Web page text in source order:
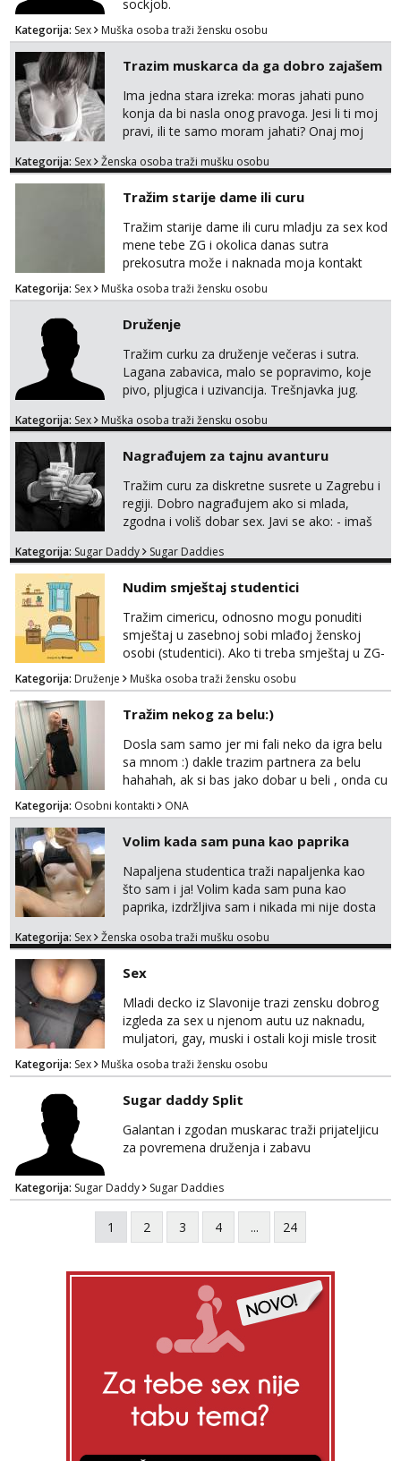
sockjob.
Kategorija: Sex Muška osoba traži žensku osobu
Trazim muskarca da ga dobro zajašem
Ima jedna stara izreka: moras jahati puno
konja da bi nasla onog pravoga. Jesi li ti moj
pravi, ili te samo moram jahati? Onaj moj
na sexdater link i javi mi se tamo....
Kategorija: Sex Ženska osoba traži mušku osobu
Tražim starije dame ili curu
Tražim starije dame ili curu mladju za sex kod
mene tebe ZG i okolica danas sutra
prekosutra može i naknada moja kontakt
WhatsApp SMS poziv prednosti imaju starije
091 2504 794
Kategorija: Sex Muška osoba traži žensku osobu
Druženje
Tražim curku za druženje večeras i sutra.
Lagana zabavica, malo se popravimo, koje
pivo, pljugica i uzivancija. Trešnjavka jug.
thing of the past We're jammin' And I hope
Kategorija: Sex Muška osoba traži žensku osobu
Nagrađujem za tajnu avanturu
Tražim curu za diskretne susrete u Zagrebu i
regiji. Dobro nagrađujem ako si mlada,
zgodna i voliš dobar sex. Javi se ako: - imaš
kosu - se dobro ljubiš - si fleksibilna s
dostupna radnim danom (vikendi i noći su za
obitelj) - vodiš brigu o zdravlju i koristiš
zaštitu Ne javljajte se: - debele - frajeri i
paro...
Kategorija: Sugar Daddy Sugar Daddies
Nudim smještaj studentici
Tražim cimericu, odnosno mogu ponuditi
smještaj u zasebnoj sobi mlađoj ženskoj
osobi (studentici). Ako ti treba smještaj u ZG-
u, a ne želiš plaćati sobu i tako malo uštedjeti,
javi se na mail.
Kategorija: Druženje Muška osoba traži žensku osobu
Tražim nekog za belu:)
Dosla sam samo jer mi fali neko da igra belu
sa mnom :) dakle trazim partnera za belu
hahahah, ak si bas jako dobar u beli , onda cu
razmislit za dalje Klikni na link ispod i nadji me
tamo, cekam te!
Kategorija: Osobni kontakti ONA
Volim kada sam puna kao paprika
Napaljena studentica traži napaljenka kao
što sam i ja! Volim kada sam puna kao
paprika, izdržljiva sam i nikada mi nije dosta
bilo kad i bilo gdje zato se javi što prije da
tamo, cekam te!
Kategorija: Sex Ženska osoba traži mušku osobu
Sex
Mladi decko iz Slavonije trazi zensku dobrog
izgleda za sex u njenom autu uz naknadu,
muljatori, gay, muski i ostali koji misle trosit
vrijeme na pisanje mogu zaobic oglas, ako si
slavonije i zainteresirana da te punim negdje
u mraku u tvom autu javi se na whatsapp
porukom 098 199 1895.
Kategorija: Sex Muška osoba traži žensku osobu
Sugar daddy Split
Galantan i zgodan muskarac traži prijateljicu
za povremena druženja i zabavu
Kategorija: Sugar Daddy Sugar Daddies
1 2 3 4 ... 24